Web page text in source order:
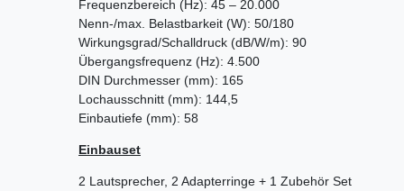
Frequenzbereich (Hz): 45 – 20.000
Nenn-/max. Belastbarkeit (W): 50/180
Wirkungsgrad/Schalldruck (dB/W/m): 90
Übergangsfrequenz (Hz): 4.500
DIN Durchmesser (mm): 165
Lochausschnitt (mm): 144,5
Einbautiefe (mm): 58
Einbauset
2 Lautsprecher, 2 Adapterringe + 1 Zubehör Set